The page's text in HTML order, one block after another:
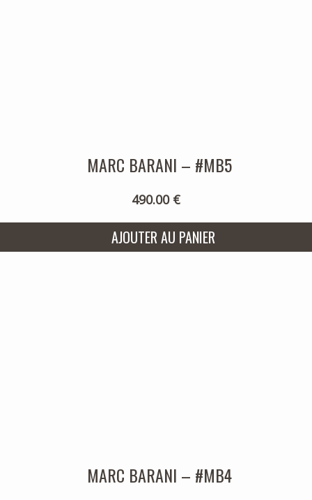
MARC BARANI – #MB5
490.00 €
AJOUTER AU PANIER
MARC BARANI – #MB4